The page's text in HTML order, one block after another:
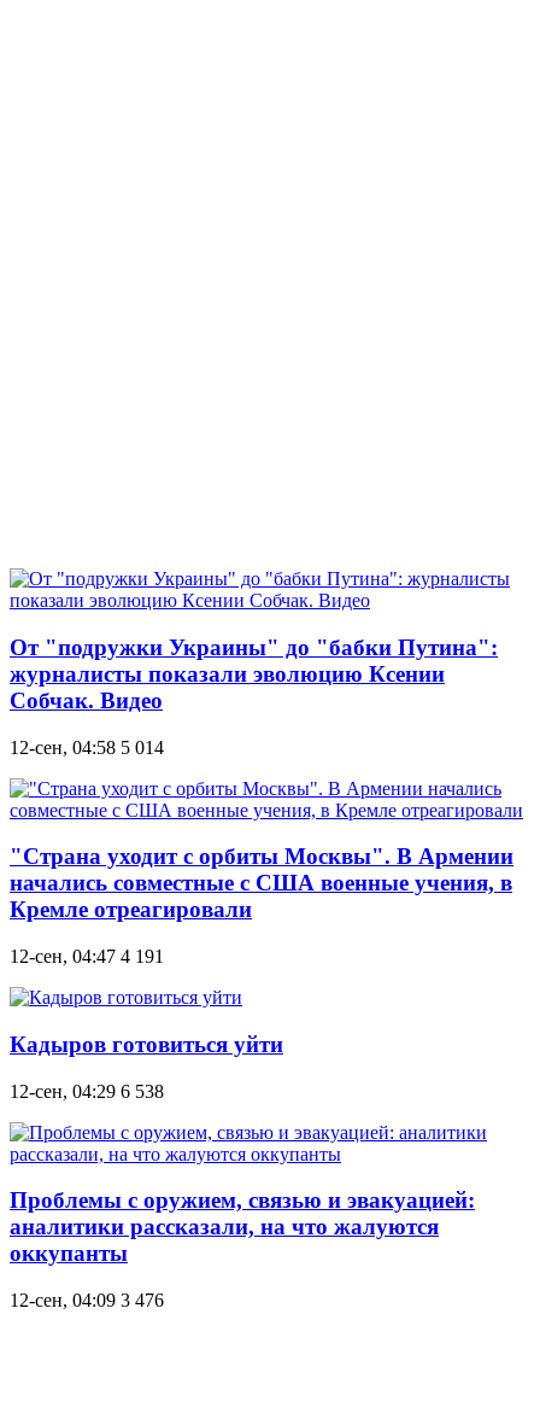
От "подружки Украины" до "бабки Путина":
журналисты показали эволюцию Ксении
Собчак. Видео
12-сен, 04:58 5 014
"Страна уходит с орбиты Москвы". В Армении
начались совместные с США военные учения, в
Кремле отреагировали
12-сен, 04:47 4 191
Кадыров готовиться уйти
12-сен, 04:29 6 538
Проблемы с оружием, связью и эвакуацией:
аналитики рассказали, на что жалуются
оккупанты
12-сен, 04:09 3 476